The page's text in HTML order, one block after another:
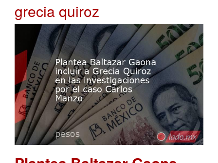
grecia quiroz